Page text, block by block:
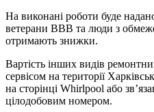
На виконані роботи буде
ветерани ВВВ та люди з
отримають знижки.
Вартість інших видів
сервісом на території
на сторінці Whirlpool або
цілодобовим номером.